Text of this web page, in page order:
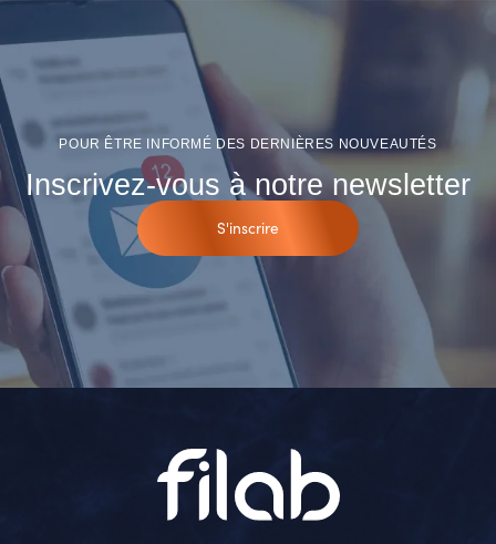
POUR ÊTRE INFORMÉ DES DERNIÈRES NOUVEAUTÉS
Inscrivez-vous à notre newsletter
S'inscrire